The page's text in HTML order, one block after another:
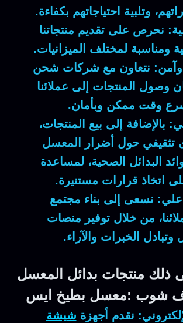
وتلبية احتياجاتهم بكفاءة.
نحرص على تقديم منتجاتنا
ومناسبة لمختلف الميزانيات.
نتعاون مع شركات شحن
وصول المنتجات إلى عملائنا
وقت ممكن وبأمان.
بالإضافة إلى بيع المنتجات،
تثقيفي حول أضرار المعسل
البدائل الصحية، لمساعدة
اتخاذ قرارات مستنيرة.
نسعى إلى بناء مجتمع
من خلال توفير منصات
وتبادل الخبرات والآراء.
ذلك منتجات بدائل المعسل
شوب :معسل بطيخ ايس
نقدم أجهزة شيشة